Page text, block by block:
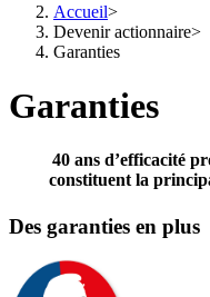
Accueil>
Devenir actionnaire>
Garanties
Garanties
40 ans d’efficacité
constituent la
Des garanties en plus